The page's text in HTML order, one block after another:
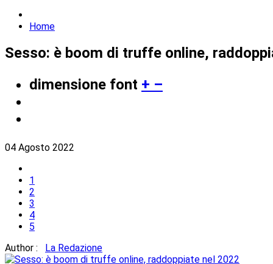
Home
Sesso: è boom di truffe online,
dimensione font + –
04 Agosto 2022
1
2
3
4
5
Author : La Redazione